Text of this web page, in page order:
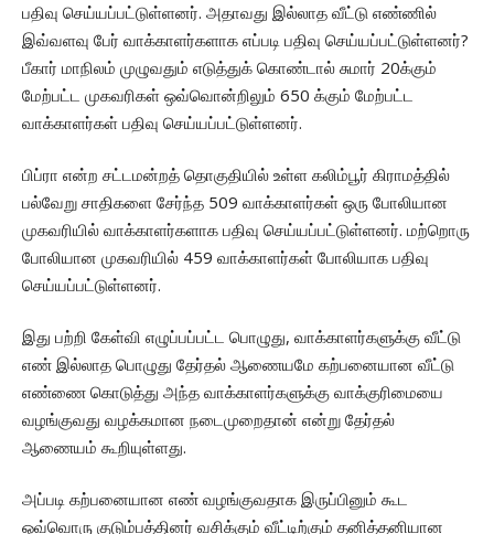
பதிவு செய்யப்பட்டுள்ளனர். அதாவது இல்லாத வீட்டு எண்ணில்
இவ்வளவு பேர் வாக்காளர்களாக எப்படி பதிவு செய்யப்பட்டுள்ளனர்?
பீகார் மாநிலம் முழுவதும் எடுத்துக் கொண்டால் சுமார் 20க்கும்
மேற்பட்ட முகவரிகள் ஒவ்வொன்றிலும் 650 க்கும் மேற்பட்ட
வாக்காளர்கள் பதிவு செய்யப்பட்டுள்ளனர்.
பிப்ரா என்ற சட்டமன்றத் தொகுதியில் உள்ள கலிம்பூர் கிராமத்தில்
பல்வேறு சாதிகளை சேர்ந்த 509 வாக்காளர்கள் ஒரு போலியான
முகவரியில் வாக்காளர்களாக பதிவு செய்யப்பட்டுள்ளனர். மற்றொரு
போலியான முகவரியில் 459 வாக்காளர்கள் போலியாக பதிவு
செய்யப்பட்டுள்ளனர்.
இது பற்றி கேள்வி எழுப்பப்பட்ட பொழுது, வாக்காளர்களுக்கு வீட்டு
எண் இல்லாத பொழுது தேர்தல் ஆணையமே கற்பனையான வீட்டு
எண்ணை கொடுத்து அந்த வாக்காளர்களுக்கு வாக்குரிமையை
வழங்குவது வழக்கமான நடைமுறைதான் என்று தேர்தல்
ஆணையம் கூறியுள்ளது.
அப்படி கற்பனையான எண் வழங்குவதாக இருப்பினும் கூட
ஒவ்வொரு குடும்பத்தினர் வசிக்கும் வீட்டிற்கும் தனித்தனியான